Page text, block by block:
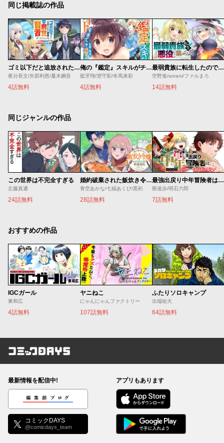
同じ掲載誌の作品
ゴミ以下だと追放された使用人、実は前世賢者です ～史上最強の賢者、世界最高峰の学園に通う～
夜分長文/矢部利恩/蔓木鋼音
4話無料
俺の『鑑定』スキルがチートすぎて
龍牙翔/澄守彩/冬馬来彩
4話無料
最弱貴族に転生したので悪役たちを集めてみた
空野進/sorani/ファルまろ
14話無料
同じジャンルの作品
この世界は不完全すぎる
左藤真通
24話無料
婚約破棄された飯炊き令嬢の私は冷酷公爵と専属契約しました～ですが胃袋を掴んだ結果、冷たかった公爵様がどんどん優しくなっています～
青空あかな/七福あくび/黒裄
28話無料
最強出戻り中年冒険者は、今さら命なんてかけたくない
斯道歩/明石六郎
7話無料
おすすめの作品
IGCガール
東和広
4話無料
ヤニねこ
にゃんにゃんファクトリー
107話無料
ふたりソロキャンプ
出端祐大
64話無料
コミックDAYS
最新情報を配信中!
編集部ブログ
コミックDAYS
@comicdays_team
アプリもあります